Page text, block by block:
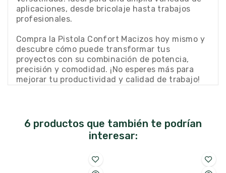
aplicaciones, desde bricolaje hasta trabajos
profesionales.
Compra la Pistola Confort Macizos hoy mismo y
descubre cómo puede transformar tus
proyectos con su combinación de potencia,
precisión y comodidad. ¡No esperes más para
mejorar tu productividad y calidad de trabajo!
6 productos que también te podrían
interesar: